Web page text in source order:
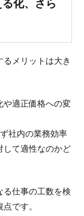
化、さら
メリットは大き
や適正価格への変
社内の業務効率
して適性なのかど
る仕事の工数を検
です。